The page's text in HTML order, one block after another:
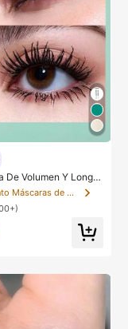
De Volumen Y Longit
Maquillaje
en Alargamiento Máscaras de pestañas